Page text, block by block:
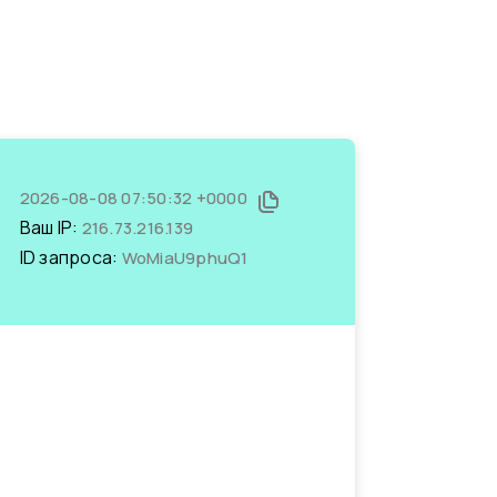
2026-08-08 07:50:32 +0000
Ваш IP: 216.73.216.139
ID запроса: WoMiaU9phuQ1